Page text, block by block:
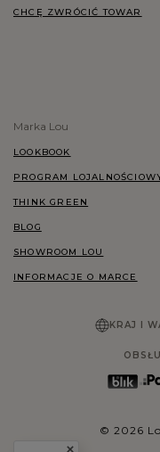
CHCĘ ZWRÓCIĆ TOWAR
Marka Lou
LOOKBOOK
PROGRAM
THINK GREEN
BLOG
SHOWROOM LOU
INFORMACJE O MARCE
KRAJ I
© 2026